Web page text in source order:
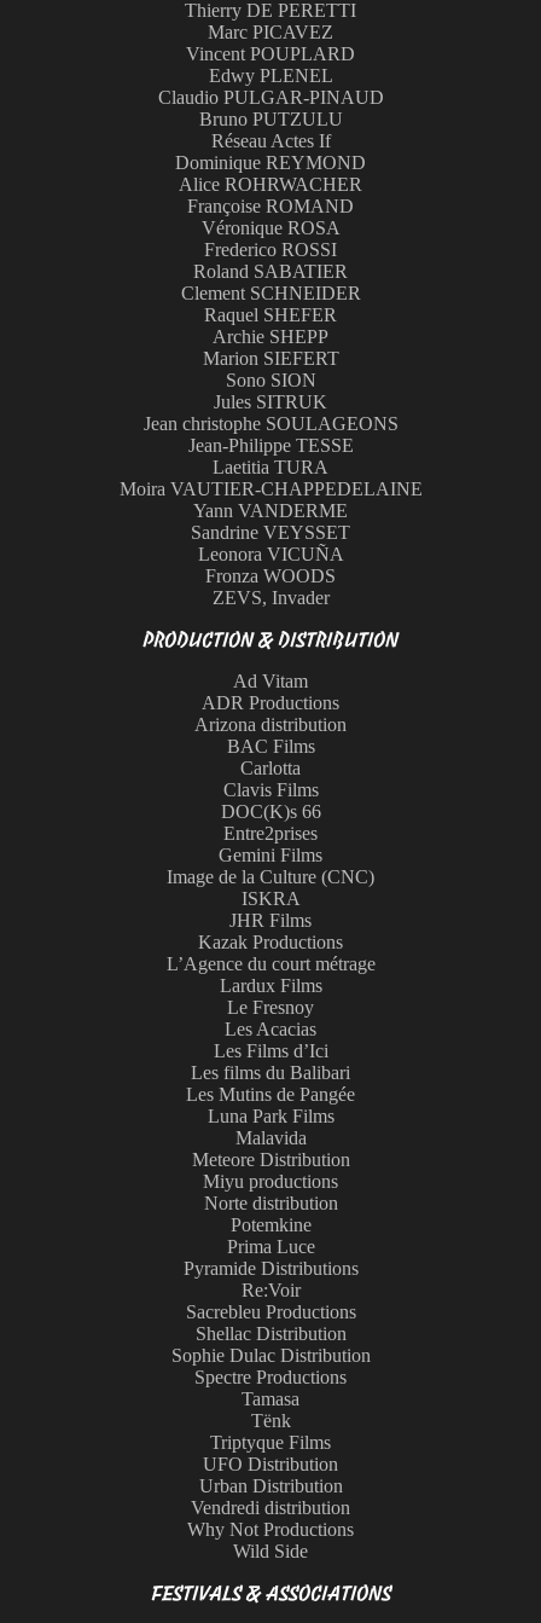
Thierry DE PERETTI
Marc PICAVEZ
Vincent POUPLARD
Edwy PLENEL
Claudio PULGAR-PINAUD
Bruno PUTZULU
Réseau Actes If
Dominique REYMOND
Alice ROHRWACHER
Françoise ROMAND
Véronique ROSA
Frederico ROSSI
Roland SABATIER
Clement SCHNEIDER
Raquel SHEFER
Archie SHEPP
Marion SIEFERT
Sono SION
Jules SITRUK
Jean christophe SOULAGEONS
Jean-Philippe TESSE
Laetitia TURA
Moira VAUTIER-CHAPPEDELAINE
Yann VANDERME
Sandrine VEYSSET
Leonora VICUÑA
Fronza WOODS
ZEVS, Invader
PRODUCTION & DISTRIBUTION
Ad Vitam
ADR Productions
Arizona distribution
BAC Films
Carlotta
Clavis Films
DOC(K)s 66
Entre2prises
Gemini Films
Image de la Culture (CNC)
ISKRA
JHR Films
Kazak Productions
L’Agence du court métrage
Lardux Films
Le Fresnoy
Les Acacias
Les Films d’Ici
Les films du Balibari
Les Mutins de Pangée
Luna Park Films
Malavida
Meteore Distribution
Miyu productions
Norte distribution
Potemkine
Prima Luce
Pyramide Distributions
Re:Voir
Sacrebleu Productions
Shellac Distribution
Sophie Dulac Distribution
Spectre Productions
Tamasa
Tënk
Triptyque Films
UFO Distribution
Urban Distribution
Vendredi distribution
Why Not Productions
Wild Side
FESTIVALS & ASSOCIATIONS